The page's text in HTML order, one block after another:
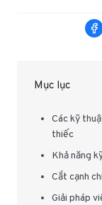
Mục lục
Các kỹ
thiếc
Khả năng
Cắt cạnh
Giải pháp